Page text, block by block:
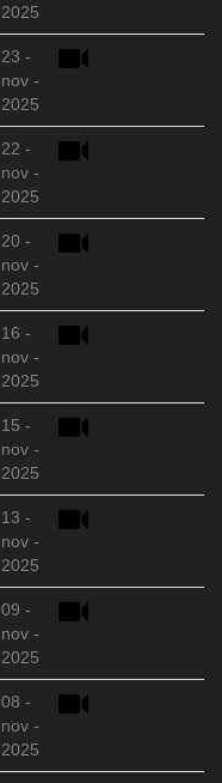
2025
23 -
nov -
2025
22 -
nov -
2025
20 -
nov -
2025
16 -
nov -
2025
15 -
nov -
2025
13 -
nov -
2025
09 -
nov -
2025
08 -
nov -
2025